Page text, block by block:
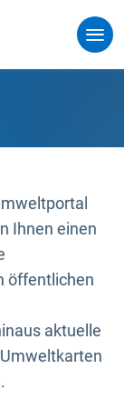
Ihnen einen
öffentlichen
aktuelle